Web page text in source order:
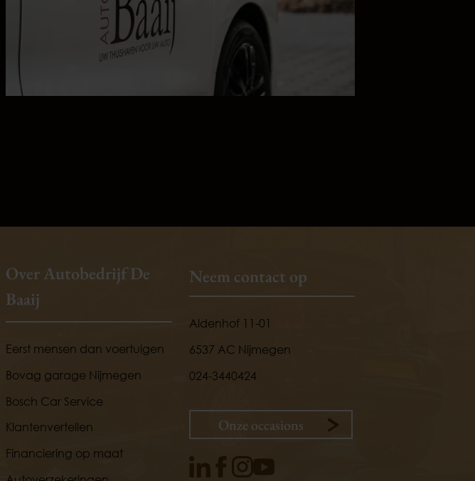
Over Autobedrijf De
Baaij
Eerst mensen dan voertuigen
Bovag garage Nijmegen
Bosch Car Service
Klantenvertellen
Financiering op maat
Neem contact op
Aldenhof 11-01
6537 AC Nijmegen
024-3440424
Onze occasions